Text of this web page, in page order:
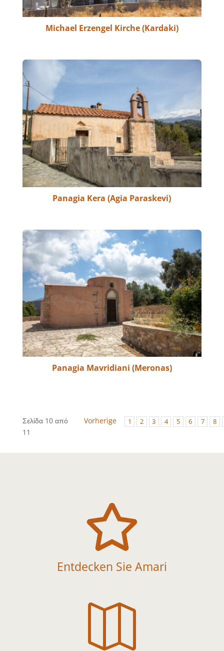
Michael Erzengel Kirche (Kardaki)
Panagia Kera (Agia Paraskevi)
Panagia Mavridiani (Meronas)
Σελίδα 10 από
11
Vorherige 1 2 3 4 5 6 7 8

Entdecken Sie Amari
